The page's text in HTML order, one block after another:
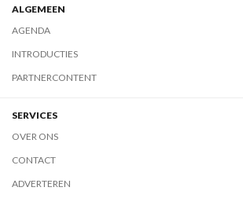
ALGEMEEN
AGENDA
INTRODUCTIES
PARTNERCONTENT
SERVICES
OVER ONS
CONTACT
ADVERTEREN